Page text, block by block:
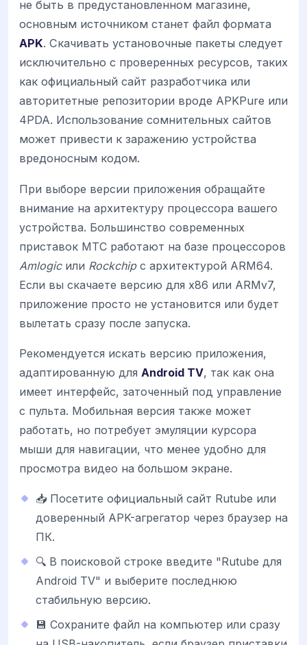
не быть в предустановленном магазине,
основным источником станет файл формата
APK. Скачивать установочные пакеты следует
исключительно с проверенных ресурсов, таких
как официальный сайт разработчика или
авторитетные репозитории вроде APKPure или
4PDA. Использование сомнительных сайтов
может привести к заражению устройства
вредоносным кодом.
При выборе версии приложения обращайте
внимание на архитектуру процессора вашего
устройства. Большинство современных
приставок МТС работают на базе процессоров
Amlogicили Rockchipс архитектурой ARM64.
Если вы скачаете версию для x86 или ARMv7,
приложение просто не установится или будет
вылетать сразу после запуска.
Рекомендуется искать версию приложения,
адаптированную для Android TV, так как она
имеет интерфейс, заточенный под управление
с пульта. Мобильная версия также может
работать, но потребует эмуляции курсора
мыши для навигации, что менее удобно для
просмотра видео на большом экране.
📥 Посетите официальный сайт Rutube или
доверенный APK-агрегатор через браузер на
ПК.
🔍 В поисковой строке введите "Rutube для
Android TV" и выберите последнюю
стабильную версию.
💾 Сохраните файл на компьютер или сразу